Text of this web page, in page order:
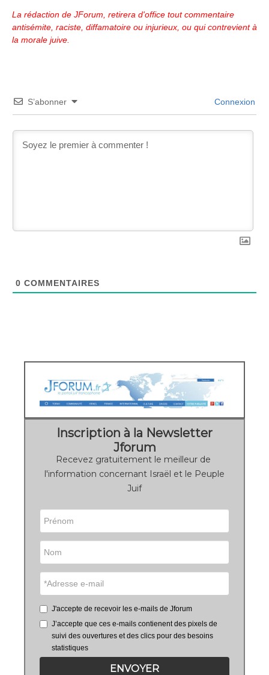
La rédaction de JForum, retirera d'office tout commentaire
antisémite, raciste, diffamatoire ou injurieux, ou qui contrevient à
la morale juive.
S’abonner Connexion
0 COMMENTAIRES
Inscription à la Newsletter
Jforum
Recevez gratuitement le meilleur de
l'information concernant Israël et le Peuple
Juif
J'accepte de recevoir les e-mails de Jforum
J’accepte que ces e-mails contienent des pixels de
suivi des ouvertures et des clics pour des besoins
statistiques
ENVOYER